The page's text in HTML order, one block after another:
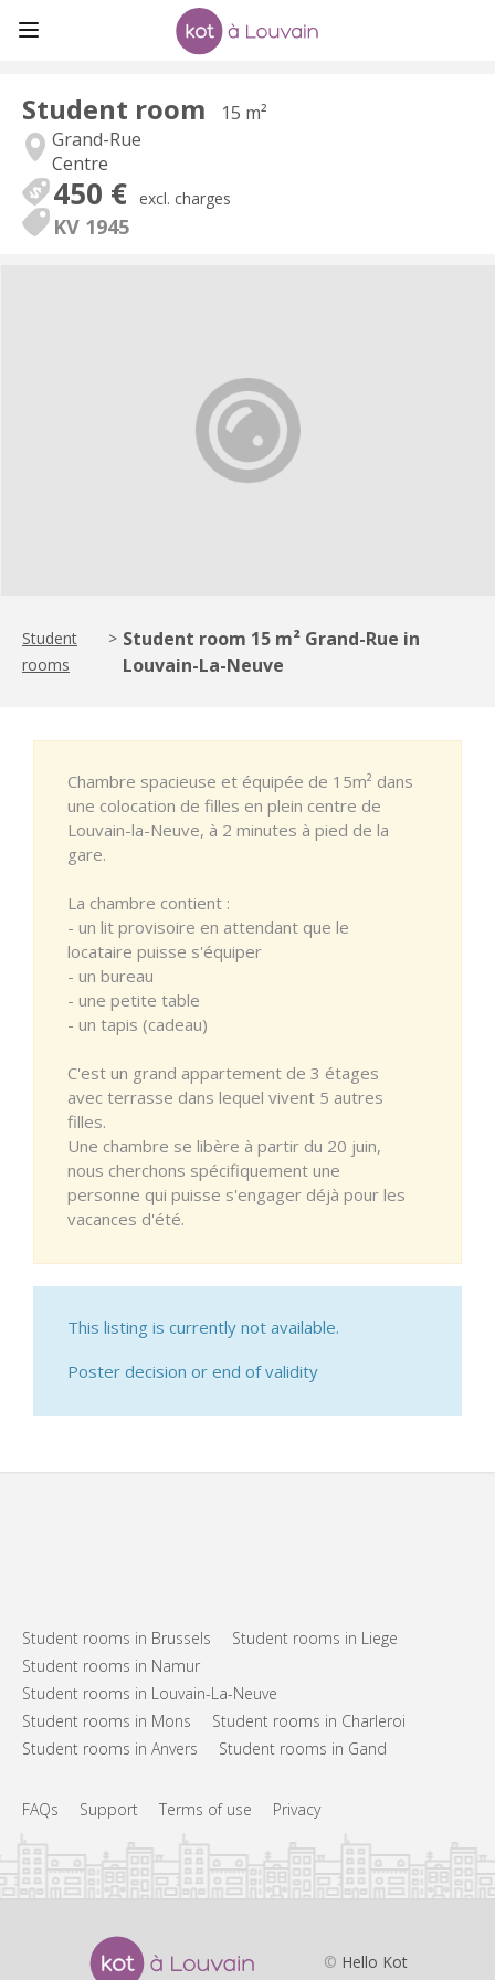
Student room
15 m²
Grand-Rue
Centre
450 € excl. charges
KV 1945
Student
rooms
> Student room 15 m² Grand-Rue in
Louvain-La-Neuve
Chambre spacieuse et équipée de 15m² dans
une colocation de filles en plein centre de
Louvain-la-Neuve, à 2 minutes à pied de la
gare.
La chambre contient :
- un lit provisoire en attendant que le
locataire puisse s'équiper
- un bureau
- une petite table
- un tapis (cadeau)
C'est un grand appartement de 3 étages
avec terrasse dans lequel vivent 5 autres
filles.
Une chambre se libère à partir du 20 juin,
nous cherchons spécifiquement une
personne qui puisse s'engager déjà pour les
vacances d'été.
This listing is currently not available.
Poster decision or end of validity
Student rooms in Brussels
Student rooms in Liege
Student rooms in Namur
Student rooms in Louvain-La-Neuve
Student rooms in Mons
Student rooms in Charleroi
Student rooms in Anvers
Student rooms in Gand
FAQs Support Terms of use Privacy
© Hello Kot